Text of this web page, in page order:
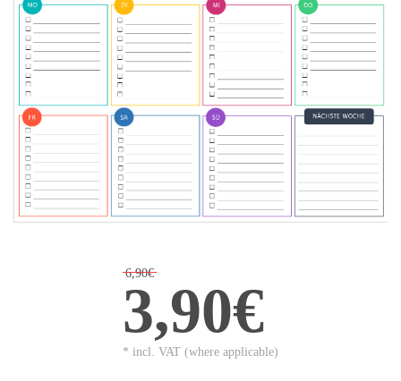
6,90€
3,90€
* incl. VAT (where applicable)